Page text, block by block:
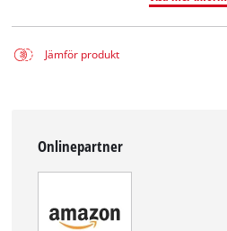
Jämför produkt
Onlinepartner